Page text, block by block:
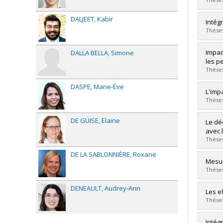
Cycle
Lien
les
Cycle
Lien
Le
avec
Cycle
Cycle
Les
DALJEET Kabir
DALLA BELLA Simone
DASPE Marie-Ève
DE GUISE Elaine
DE LA SABLONNIÈRE Roxane
DENEAULT Audrey-Ann